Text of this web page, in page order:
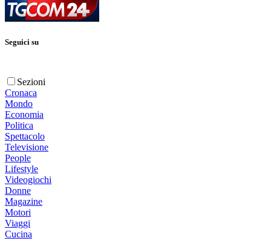
Seguici su
Sezioni
Cronaca
Mondo
Economia
Politica
Spettacolo
Televisione
People
Lifestyle
Videogiochi
Donne
Magazine
Motori
Viaggi
Cucina